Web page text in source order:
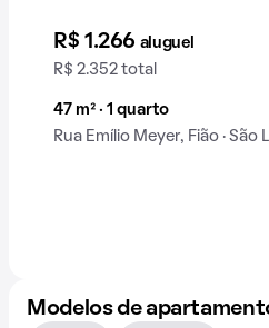
R$ 1.266 aluguel
R$ 2.352 total
47 m² · 1 quarto
Rua Emílio Meyer, Fião · São
Modelos de